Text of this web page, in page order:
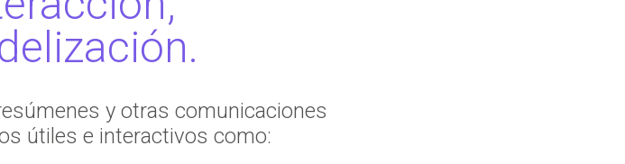
y otras comunicaciones
útiles e interactivos como: